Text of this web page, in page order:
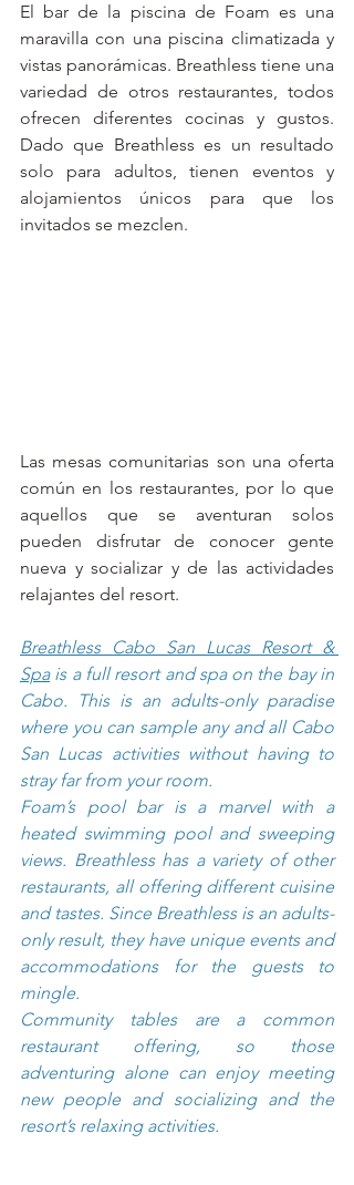
El bar de la piscina de Foam es una
maravilla con una piscina climatizada y
vistas panorámicas. Breathless tiene una
variedad de otros restaurantes, todos
ofrecen diferentes cocinas y gustos.
Dado que Breathless es un resultado
solo para adultos, tienen eventos y
alojamientos únicos para que los
invitados se mezclen.
Las mesas comunitarias son una oferta
común en los restaurantes, por lo que
aquellos que se aventuran solos
pueden disfrutar de conocer gente
nueva y socializar y de las actividades
relajantes del resort.
Breathless Cabo San Lucas Resort &
Spa is a full resort and spa on the bay in
Cabo. This is an adults-only paradise
where you can sample any and all Cabo
San Lucas activities without having to
stray far from your room.
Foam’s pool bar is a marvel with a
heated swimming pool and sweeping
views. Breathless has a variety of other
restaurants, all offering different cuisine
and tastes. Since Breathless is an adults-
only result, they have unique events and
accommodations for the guests to
mingle.
Community tables are a common
restaurant offering, so those
adventuring alone can enjoy meeting
new people and socializing and the
resort’s relaxing activities.